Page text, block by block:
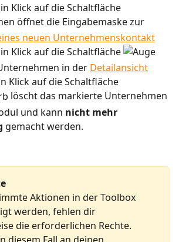
Klick auf die Schaltfläche
öffnet die Eingabemaske zur
neuen Unternehmenskontakt
Klick auf die Schaltfläche
in der Detailansicht
Klick auf die Schaltfläche
löscht das markierte Unternehmen
und kann nicht mehr
gemacht werden.
Aktionen in der Toolbox
werden, fehlen dir
die erforderlichen Rechte.